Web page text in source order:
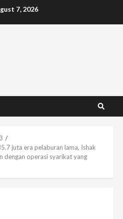
7, 2026
juta era pelaburan lama, Ishak
dengan operasi syarikat yang